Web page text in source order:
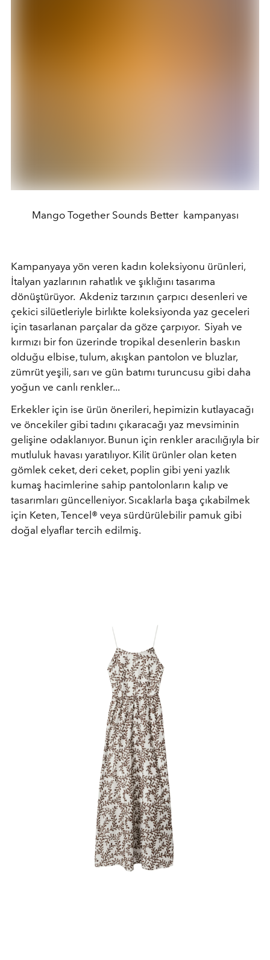
Mango Together Sounds Better kampanyası
Kampanyaya yön veren kadın koleksiyonu ürünleri,
İtalyan yazlarının rahatlık ve şıklığını tasarıma
dönüştürüyor. Akdeniz tarzının çarpıcı desenleri ve
çekici silüetleriyle birlıkte koleksiyonda yaz geceleri
için tasarlanan parçalar da göze çarpıyor. Siyah ve
kırmızı bir fon üzerinde tropikal desenlerin baskın
olduğu elbise, tulum, akışkan pantolon ve bluzlar,
zümrüt yeşili, sarı ve gün batımı turuncusu gibi daha
yoğun ve canlı renkler...
Erkekler için ise ürün önerileri, hepimizin kutlayacağı
ve öncekiler gibi tadını çıkaracağı yaz mevsiminin
gelişine odaklanıyor. Bunun için renkler aracılığıyla bir
mutluluk havası yaratılıyor. Kilit ürünler olan keten
gömlek ceket, deri ceket, poplin gibi yeni yazlık
kumaş hacimlerine sahip pantolonların kalıp ve
tasarımları güncelleniyor. Sıcaklarla başa çıkabilmek
için Keten, Tencel® veya sürdürülebilir pamuk gibi
doğal elyaflar tercih edilmiş.